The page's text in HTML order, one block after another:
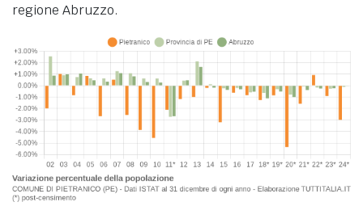
regione Abruzzo.